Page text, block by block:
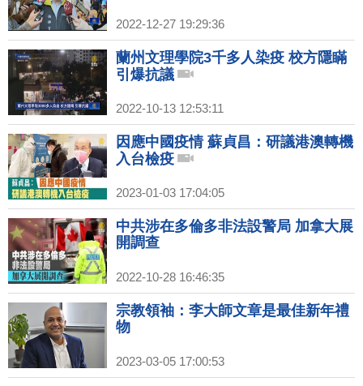
2022-12-27 19:29:36
蘭州文理學院3千多人染疫 校方隱瞞
引爆抗議
2022-10-13 12:53:11
因應中國疫情 蘇貞昌：研議港澳轉機
入台檢疫
2023-01-03 17:04:05
中共涉在多倫多非法設警局 加拿大展
開調查
2022-10-28 16:46:35
宗教領袖：李大師文章是最佳新年禮
物
2023-03-05 17:00:53